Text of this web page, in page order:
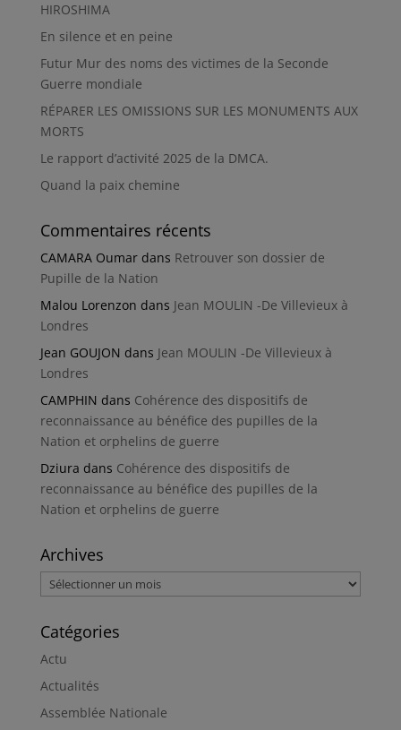
HIROSHIMA
En silence et en peine
Futur Mur des noms des victimes de la Seconde
Guerre mondiale
RÉPARER LES OMISSIONS SUR LES MONUMENTS AUX
MORTS
Le rapport d’activité 2025 de la DMCA.
Quand la paix chemine
Commentaires récents
CAMARA Oumardans Retrouver son dossier de
Pupille de la Nation
Malou Lorenzon dans Jean MOULIN -De Villevieux à
Londres
Jean GOUJON dans Jean MOULIN -De Villevieux à
Londres
CAMPHIN dans Cohérence des dispositifs de
reconnaissance au bénéfice des pupilles de la
Nation et orphelins de guerre
Dziura dans Cohérence des dispositifs de
reconnaissance au bénéfice des pupilles de la
Nation et orphelins de guerre
Archives
Archives
Catégories
Actu
Actualités
Assemblée Nationale